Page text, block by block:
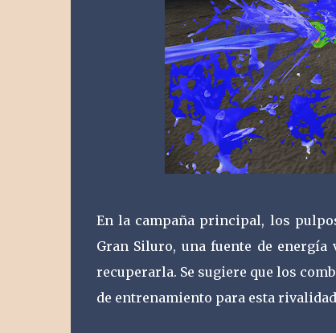
En la campaña principal, los
Gran Siluro, una fuente de
recuperarla. Se sugiere que los
de entrenamiento para esta